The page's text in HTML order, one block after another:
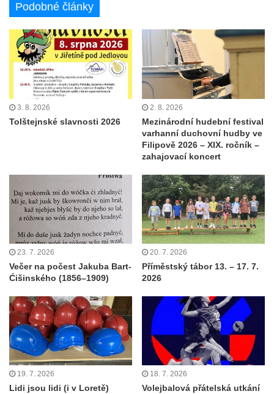
Podobné články
3. 8. 2026
Tolštejnské slavnosti 2026
2. 8. 2026
Mezinárodní hudební festival
varhanní duchovní hudby ve
Filipově 2026 – XIX. ročník –
zahajovací koncert
23. 7. 2026
Večer na počest Jakuba Bart-
Ćišinského (1856–1909)
20. 7. 2026
Příměstský tábor 13. – 17. 7.
2026
19. 7. 2026
Lidi jsou lidi (i v Loretě)
18. 7. 2026
Volejbalová přátelská utkání